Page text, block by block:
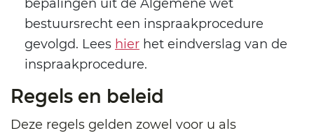
bepalingen uit de Algemene wet
bestuursrecht een inspraakprocedure
gevolgd. Lees hier het eindverslag van de
inspraakprocedure.
Regels en beleid
Deze regels gelden zowel voor u als